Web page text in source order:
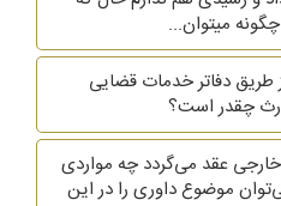
میتوان...
طریق دفاتر خدمات قضایی
چقدر است؟
خارجی عقد می‌گردد چه مواردی
موضوع داوری را در این